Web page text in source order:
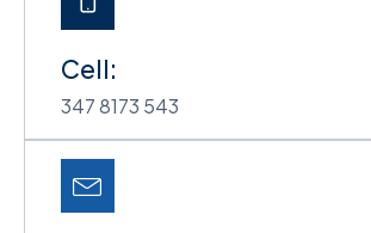
Cell:
347 8173 543